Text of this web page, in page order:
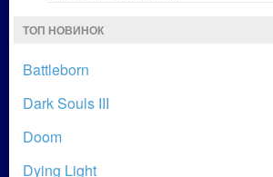
ТОП НОВИНОК
Battleborn
Dark Souls III
Doom
Dying Light